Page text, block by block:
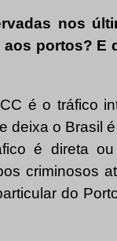
nos
portos? E
é o tráfico
deixa o Brasil
é direta ou
criminosos
do